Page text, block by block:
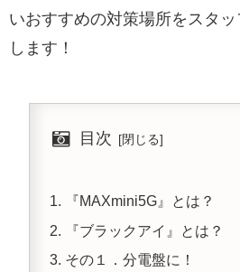
いおすすめの対策場所をスタ
します！
目次
『MAXmini5G』とは？
『ブラックアイ』とは？
その１．分電盤に！